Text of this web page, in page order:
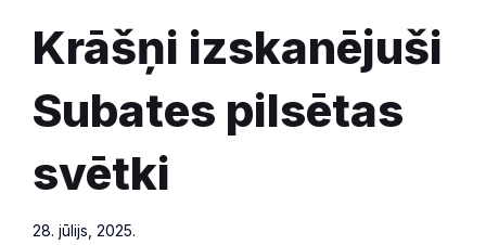
Krāšņi izskanējuši
Subates pilsētas
svētki
28. jūlijs, 2025.